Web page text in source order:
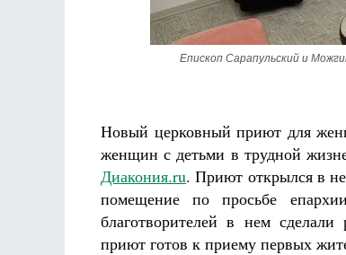
Епископ Сарапульский и
Новый церковный приют для
женщин с детьми в трудной
Диакония.ru. Приют открылся в
помещение по просьбе
благотворителей в нем
приют готов к приему первых